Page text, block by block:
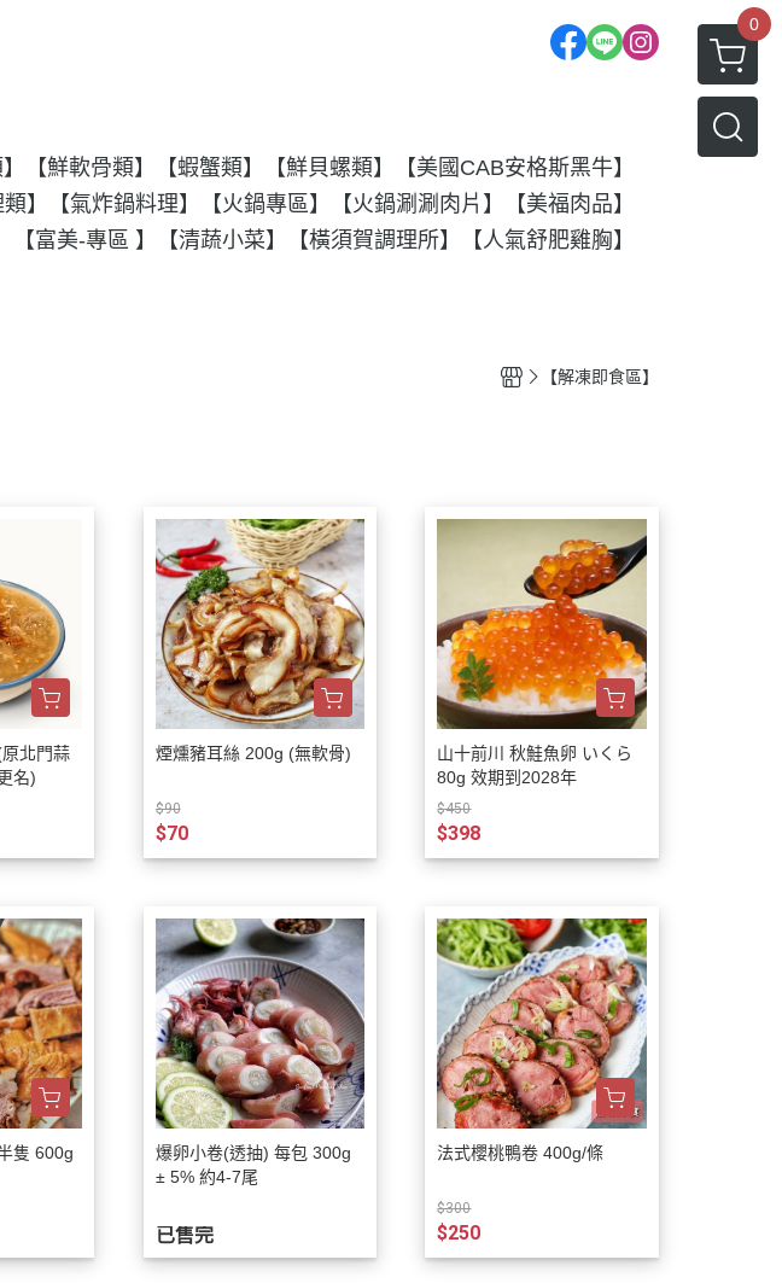
0
【鮮軟骨類】 【蝦蟹類】 【鮮貝螺類】
【美國CAB安格斯黑牛】
】 【氣炸鍋料理】 【火鍋專區】 【火鍋涮涮肉片】
【美福肉品】
【富美-專區 】
【清蔬小菜】 【橫須賀調理所】 【人氣舒肥雞胸】
【解凍即食區】
名)
煙燻豬耳絲 200g (無軟骨)
$90
$70
山十前川 秋鮭魚卵 いくら
80g 效期到2028年
$450
$398
爆卵小卷(透抽) 每包 300g
± 5% 約4-7尾
已售完
法式櫻桃鴨卷 400g/條
$300
$250